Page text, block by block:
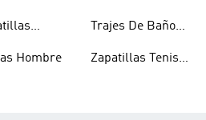
Hombre
Trajes De Baño
Zapatillas Tenis